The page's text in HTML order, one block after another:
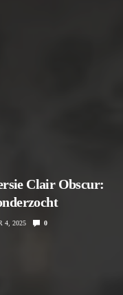
Clair Obscur:
4, 2025 0